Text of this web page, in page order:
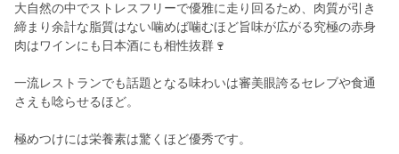
大自然の中でストレスフリーで優雅に走り回るため、肉質が引き
締まり余計な脂質はない噛めば噛むほど旨味が広がる究極の赤身
肉はワインにも日本酒にも相性抜群🍷
一流レストランでも話題となる味わいは審美眼誇るセレブや食通
さえも唸らせるほど。
極めつけには栄養素は驚くほど優秀です。